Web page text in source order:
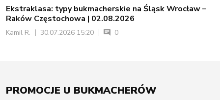
Ekstraklasa: typy bukmacherskie na Śląsk Wrocław –
Raków Częstochowa | 02.08.2026
Kamil R. 30.07.2026 15:20 0
PROMOCJE U BUKMACHERÓW